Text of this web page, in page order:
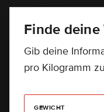
Finde
Gib deine
pro Kilogramm
GEWICHT